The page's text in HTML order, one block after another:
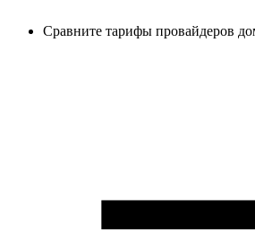
Сравните тарифы провайдеров